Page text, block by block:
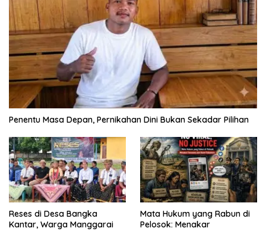
Penentu Masa Depan, Pernikahan Dini Bukan Sekadar Pilihan
Reses di Desa Bangka
Kantar, Warga Manggarai
Mata Hukum yang Rabun di
Pelosok: Menakar